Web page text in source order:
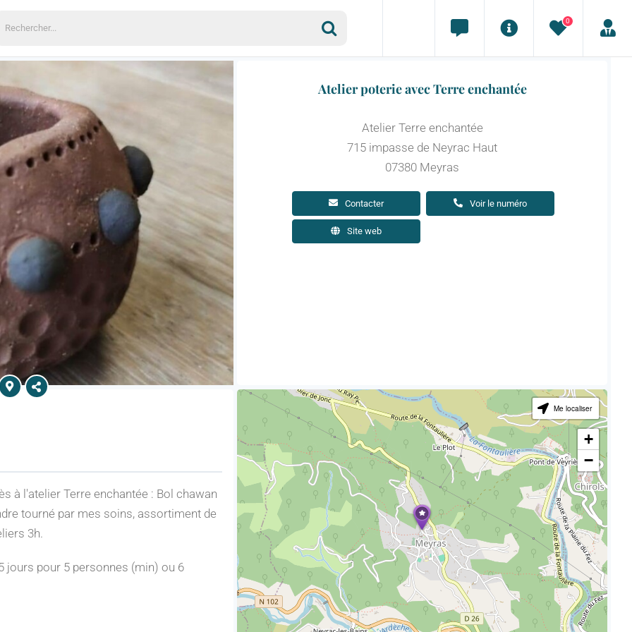
0
Atelier poterie avec Terre enchantée
Atelier Terre enchantée
715 impasse de Neyrac Haut
07380 Meyras
Contacter Voir le numéro
Site web
à l'atelier Terre enchantée : Bol chawan
tourné par mes soins, assortiment de
3h.
jours pour 5 personnes (min) ou 6
Me localiser
+
−